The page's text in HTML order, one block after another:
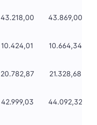
43.218,00 43.869,00
10.424,01 10.664,34
20.782,87 21.328,68
42.999,03 44.092,32